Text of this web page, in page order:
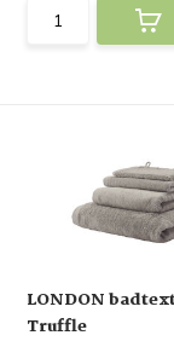
LONDON
Truffle